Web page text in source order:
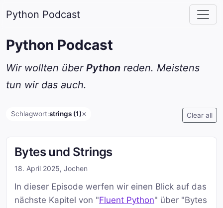
Python Podcast
Python Podcast
Wir wollten über Python reden. Meistens
tun wir das auch.
Schlagwort:strings (1)✕ Clear all
Bytes und Strings
18. April 2025, Jochen
In dieser Episode werfen wir einen Blick auf das
nächste Kapitel von "Fluent Python" über "Bytes